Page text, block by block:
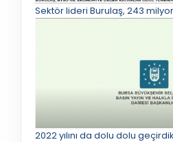
Sektör lideri Burulaş, 243
2022 yılını da dolu dolu geçirdik